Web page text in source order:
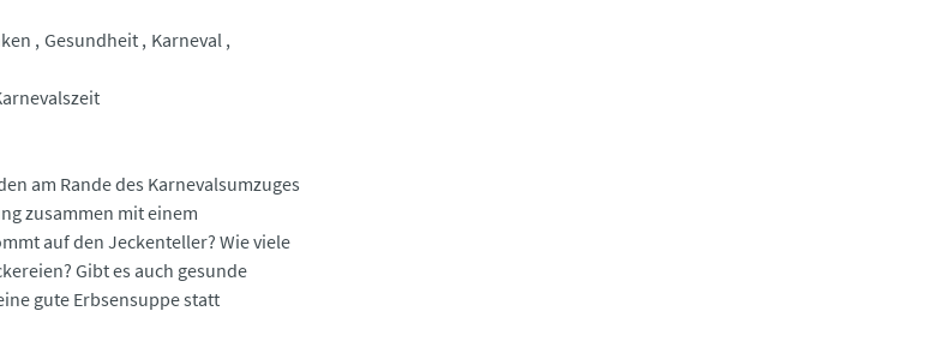
Gesundheit
Karneval
am Rande des Karnevalsumzuges
zusammen mit einem
auf den Jeckenteller? Wie viele
Gibt es auch gesunde
gute Erbsensuppe statt